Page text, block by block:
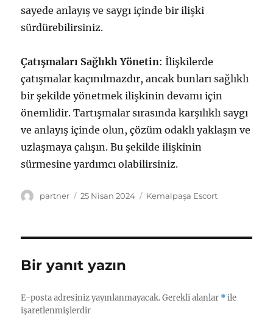
sayede anlayış ve saygı içinde bir ilişki
sürdürebilirsiniz.
Çatışmaları Sağlıklı Yönetin: İlişkilerde
çatışmalar kaçınılmazdır, ancak bunları sağlıklı
bir şekilde yönetmek ilişkinin devamı için
önemlidir. Tartışmalar sırasında karşılıklı saygı
ve anlayış içinde olun, çözüm odaklı yaklaşın ve
uzlaşmaya çalışın. Bu şekilde ilişkinin
sürmesine yardımcı olabilirsiniz.
Yazar
partner
Yayın
25 Nisan 2024 Kategoriler
Kemalpaşa Escort
Bir yanıt yazın
E-posta adresiniz yayınlanmayacak. Gerekli alanlar *ile
işaretlenmişlerdir